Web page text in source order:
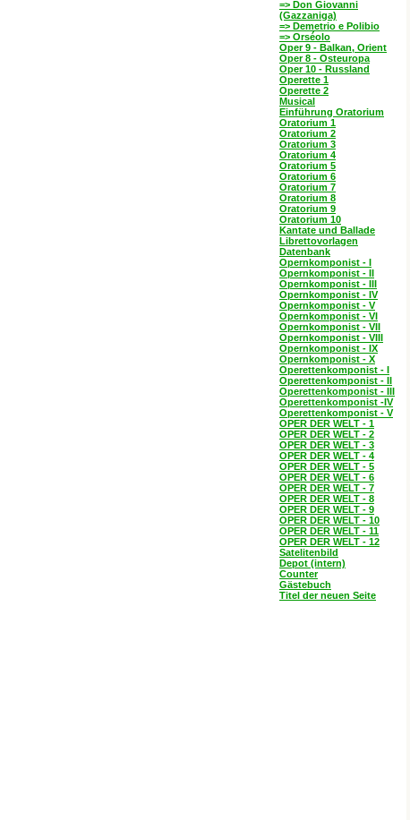
=> Don Giovanni
(Gazzaniga)
=> Demetrio e Polibio
=> Orséolo
Oper 9 - Balkan, Orient
Oper 8 - Osteuropa
Oper 10 - Russland
Operette 1
Operette 2
Musical
Einführung Oratorium
Oratorium 1
Oratorium 2
Oratorium 3
Oratorium 4
Oratorium 5
Oratorium 6
Oratorium 7
Oratorium 8
Oratorium 9
Oratorium 10
Kantate und Ballade
Librettovorlagen
Datenbank
Opernkomponist - I
Opernkomponist - II
Opernkomponist - III
Opernkomponist - IV
Opernkomponist - V
Opernkomponist - VI
Opernkomponist - VII
Opernkomponist - VIII
Opernkomponist - IX
Opernkomponist - X
Operettenkomponist - I
Operettenkomponist - II
Operettenkomponist - III
Operettenkomponist -IV
Operettenkomponist - V
OPER DER WELT - 1
OPER DER WELT - 2
OPER DER WELT - 3
OPER DER WELT - 4
OPER DER WELT - 5
OPER DER WELT - 6
OPER DER WELT - 7
OPER DER WELT - 8
OPER DER WELT - 9
OPER DER WELT - 10
OPER DER WELT - 11
OPER DER WELT - 12
Satelitenbild
Depot (intern)
Counter
Gästebuch
Titel der neuen Seite